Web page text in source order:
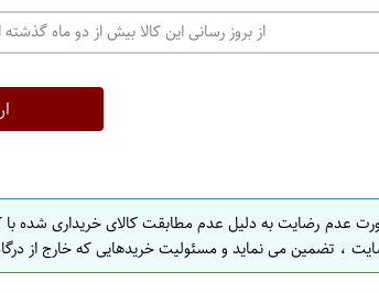
ت
ه
ن
ص
ف
ه
از بروز رسانی این کالا بیش از دو ماه
عدم رضایت به دلیل عدم مطابقت کالای خریداری شده
، تضمین می نماید و مسئولیت خریدهایی که خارج از